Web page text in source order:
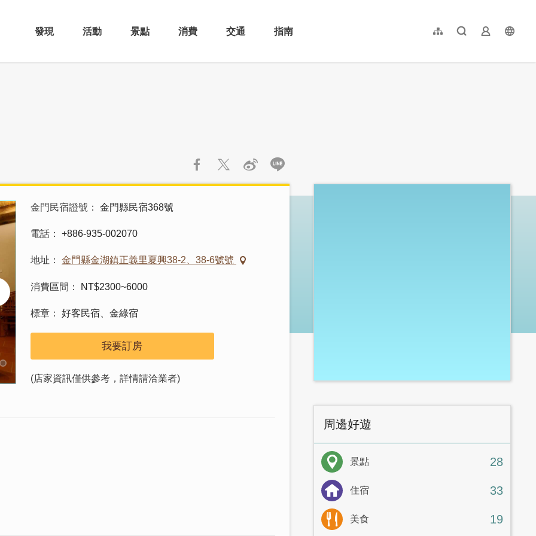
發現 活動 景點 消費 交通 指南 網站導覽全文檢索業者登入
简体中文
金門民宿證號 金門縣民宿368號
電話 +886-935-002070
地址 金門縣金湖鎮正義里夏興38-2、38-6號號
消費區間 NT$2300~6000
標章 好客民宿、金綠宿
我要訂房
(店家資訊僅供參考，詳情請洽業者)
:::
周邊好遊
景點 28
住宿 33
美食 19